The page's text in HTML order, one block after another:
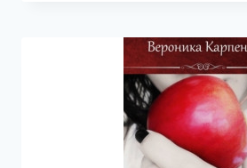
2.
НОЧЬ
—
ВЕРОНИКА
КАРПЕНКО